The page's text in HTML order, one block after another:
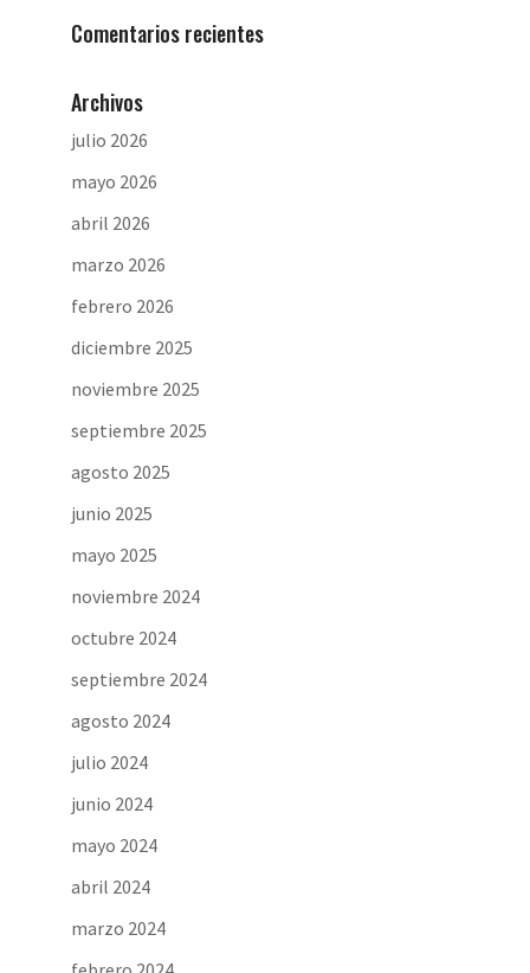
Comentarios recientes
Archivos
julio 2026
mayo 2026
abril 2026
marzo 2026
febrero 2026
diciembre 2025
noviembre 2025
septiembre 2025
agosto 2025
junio 2025
mayo 2025
noviembre 2024
octubre 2024
septiembre 2024
agosto 2024
julio 2024
junio 2024
mayo 2024
abril 2024
marzo 2024